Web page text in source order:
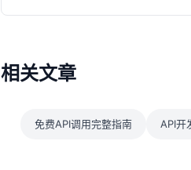
相关文章
免费API调用完整指南 API开